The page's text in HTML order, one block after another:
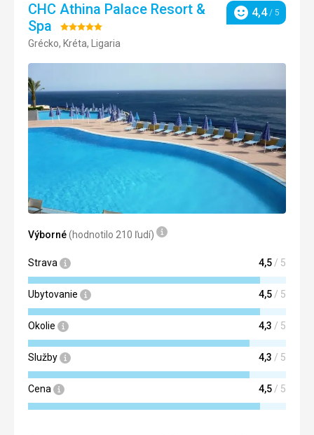
CHC Athina Palace Resort &
Spa Hodnotenie:
5/5
Grécko, Kréta, Ligaria
Hodnotenie
4,4/ 5
Výborné(hodnotilo 210 ľudí)
Strava 4,5 / 5
Ubytovanie 4,5 / 5
Okolie 4,3 / 5
Služby 4,3 / 5
Cena 4,5 / 5